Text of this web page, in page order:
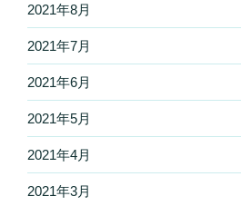
2021年8月
2021年7月
2021年6月
2021年5月
2021年4月
2021年3月